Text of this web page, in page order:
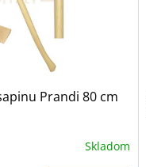
Prandi 80 cm
Skladom